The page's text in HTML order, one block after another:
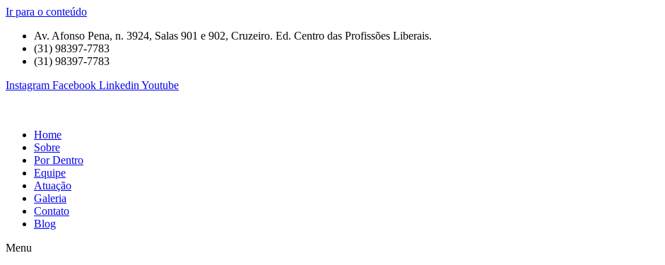
Ir para o conteúdo
Av. Afonso Pena, n. 3924, Salas 901 e 902, Cruzeiro. Ed. Centro das Profissões Liberais.
(31) 98397-7783
(31) 98397-7783
Instagram Facebook Linkedin Youtube
Home
Sobre
Por Dentro
Equipe
Atuação
Galeria
Contato
Blog
Menu